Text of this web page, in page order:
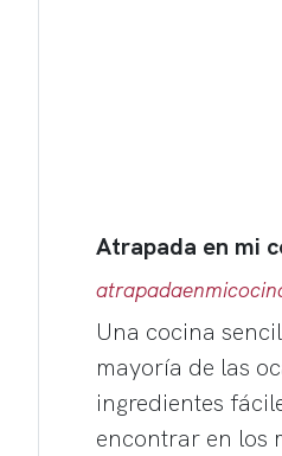
Atrapada en mi
Una cocina
mayoría de las
ingredientes
encontrar en los